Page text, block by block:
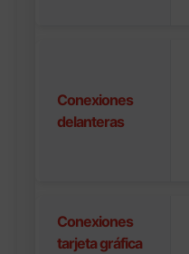
Conexiones
delanteras
Conexiones
tarjeta gráfica